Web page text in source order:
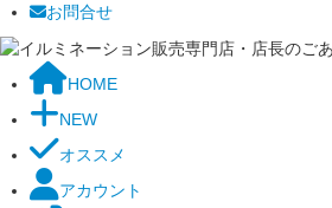
お問合せ
HOME
NEW
オススメ
アカウント